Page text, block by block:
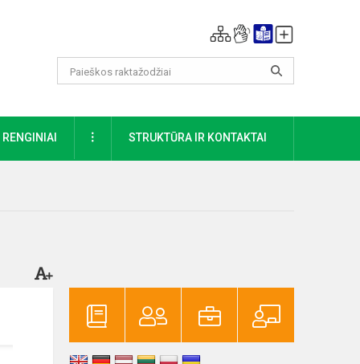
RENGINIAI DAUGIAUSTRUKTŪRA IR KONTAKTAI